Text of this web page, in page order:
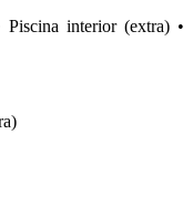
Piscina interior (extra) •